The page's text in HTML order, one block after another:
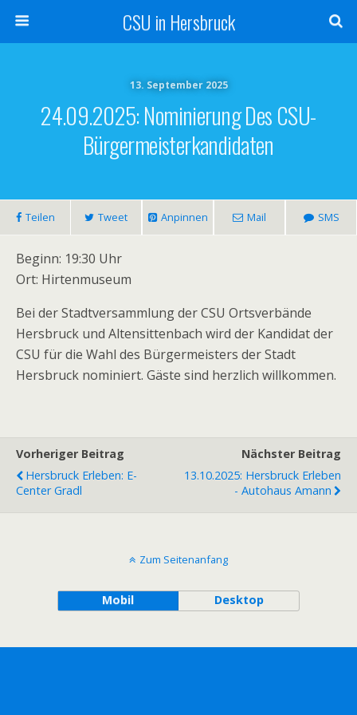
CSU in Hersbruck
13. September 2025
24.09.2025: Nominierung Des CSU-
Bürgermeisterkandidaten
Teilen Tweet Anpinnen Mail SMS
Beginn: 19:30 Uhr
Ort: Hirtenmuseum
Bei der Stadtversammlung der CSU Ortsverbände
Hersbruck und Altensittenbach wird der Kandidat der
CSU für die Wahl des Bürgermeisters der Stadt
Hersbruck nominiert. Gäste sind herzlich willkommen.
Vorheriger Beitrag
Hersbruck Erleben: E-
Center Gradl
Nächster Beitrag
13.10.2025: Hersbruck Erleben
- Autohaus Amann
Zum Seitenanfang
Mobil Desktop